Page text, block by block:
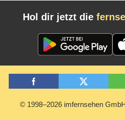
Hol dir jetzt die
© 1998–2026 imfernsehen